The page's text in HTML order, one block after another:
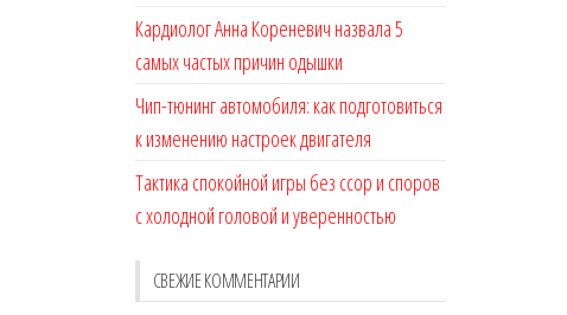
Кардиолог Анна Кореневич назвала 5
самых частых причин одышки
Чип-тюнинг автомобиля: как подготовиться
к изменению настроек двигателя
Тактика спокойной игры без ссор и споров
с холодной головой и уверенностью
СВЕЖИЕ КОММЕНТАРИИ